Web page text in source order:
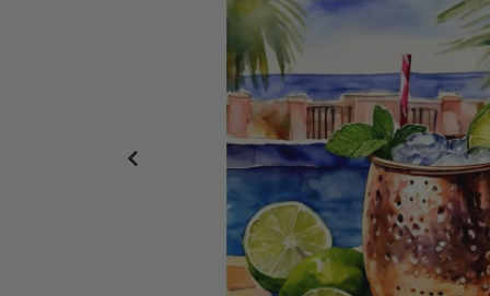
Personalisiertes Poster - Schwarz-Weiß-LIEBE